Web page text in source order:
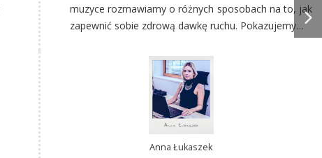
muzyce rozmawiamy o różnych sposobach na to, jak
zapewnić sobie zdrową dawkę ruchu. Pokazujemy…
Anna Łukaszek